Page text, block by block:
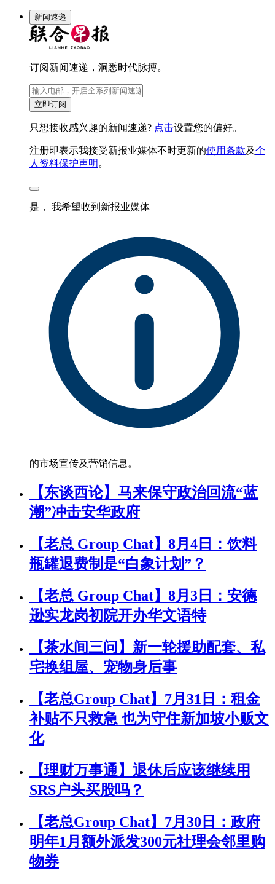
新闻速递
订阅新闻速递，洞悉时代脉搏。
立即订阅
只想接收感兴趣的新闻速递? 点击设置您的偏好。
注册即表示我接受新报业媒体不时更新的使用条款及个
人资料保护声明 。
是， 我希望收到新报业媒体
的市场宣传及营销信息。
【东谈西论】马来保守政治回流“蓝
潮”冲击安华政府
【老总 Group Chat】8月4日：饮料
瓶罐退费制是“白象计划”？
【老总 Group Chat】8月3日：安德
逊实龙岗初院开办华文语特
【茶水间三问】新一轮援助配套、私
宅换组屋、宠物身后事
【老总Group Chat】7月31日：租金
补贴不只救急 也为守住新加坡小贩文
化
【理财万事通】退休后应该继续用
SRS户头买股吗？
【老总Group Chat】7月30日：政府
明年1月额外派发300元社理会邻里购
物券